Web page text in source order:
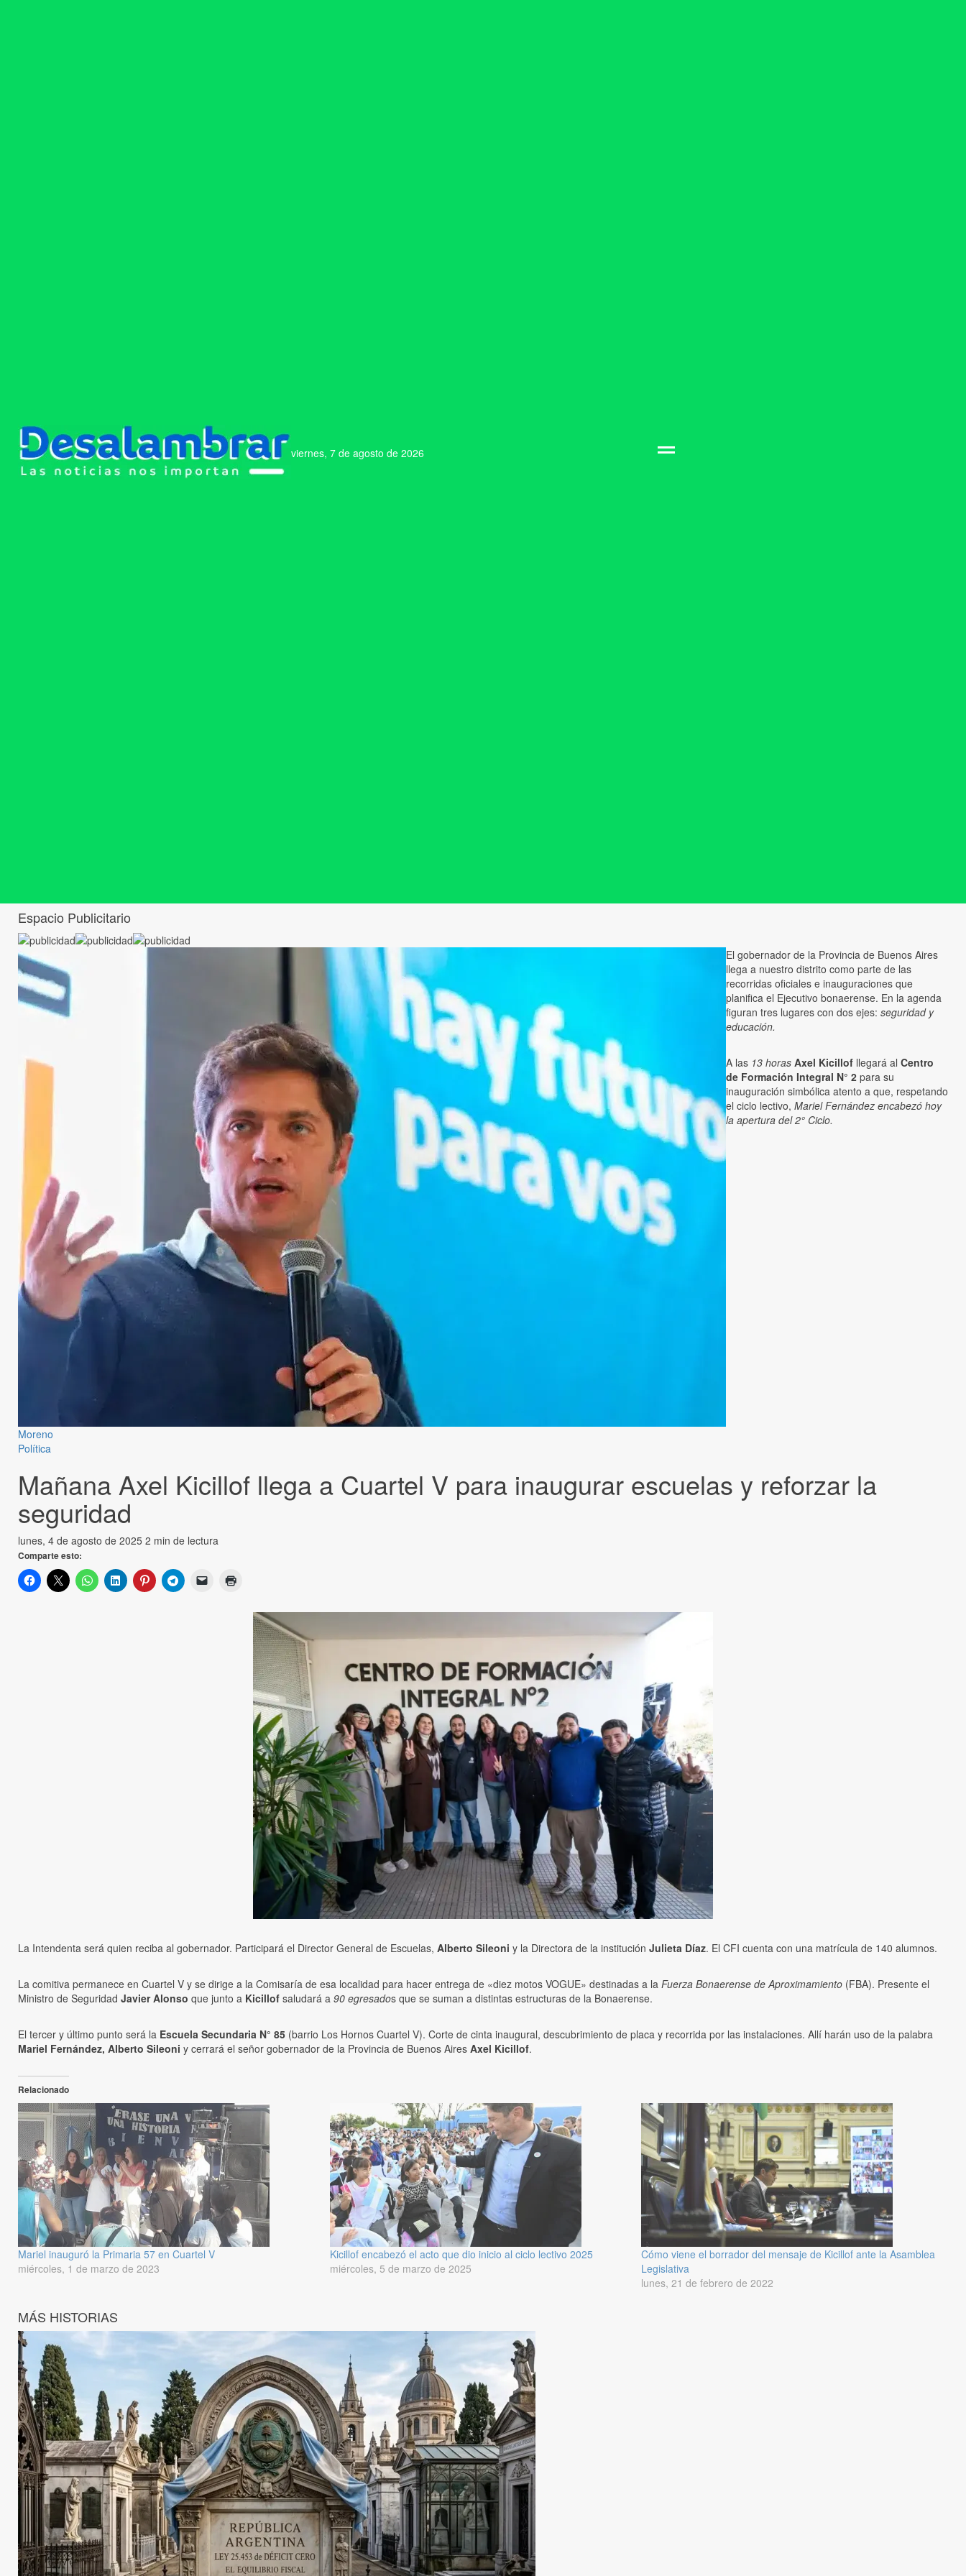
viernes, 7 de agosto de 2026
Espacio Publicitario
Moreno
Política
Mañana Axel Kicillof llega a Cuartel V para inaugurar escuelas y reforzar la
seguridad
lunes, 4 de agosto de 2025 2 min de lectura
Comparte esto:
El gobernador de la Provincia de Buenos Aires
llega a nuestro distrito como parte de las
recorridas oficiales e inauguraciones que
planifica el Ejecutivo bonaerense. En la agenda
figuran tres lugares con dos ejes: seguridad y
educación.
A las 13 horas Axel Kicillof llegará al Centro
de Formación Integral N° 2 para su
inauguración simbólica atento a que, respetando
el ciclo lectivo, Mariel Fernández encabezó hoy
la apertura del 2° Ciclo.
La Intendenta será quien reciba al gobernador. Participará el Director General de Escuelas, Alberto Sileoni y la Directora de la institución Julieta Díaz. El CFI cuenta con una matrícula de 140 alumnos.
La comitiva permanece en Cuartel V y se dirige a la Comisaría de esa localidad para hacer entrega de «diez motos VOGUE» destinadas a la Fuerza Bonaerense de Aproximamiento (FBA). Presente el
Ministro de Seguridad Javier Alonso que junto a Kicillof saludará a 90 egresados que se suman a distintas estructuras de la Bonaerense.
El tercer y último punto será la Escuela Secundaria N° 85 (barrio Los Hornos Cuartel V). Corte de cinta inaugural, descubrimiento de placa y recorrida por las instalaciones. Allí harán uso de la palabra
Mariel Fernández, Alberto Sileoni y cerrará el señor gobernador de la Provincia de Buenos Aires Axel Kicillof.
Relacionado
Mariel inauguró la Primaria 57 en Cuartel V
miércoles, 1 de marzo de 2023
Kicillof encabezó el acto que dio inicio al ciclo lectivo 2025
miércoles, 5 de marzo de 2025
Cómo viene el borrador del mensaje de Kicillof ante la Asamblea
Legislativa
lunes, 21 de febrero de 2022
MÁS HISTORIAS